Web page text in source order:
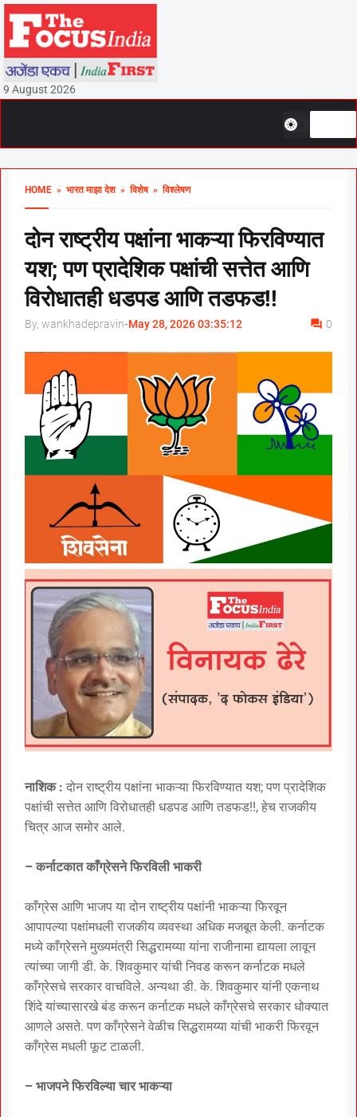
9 August 2026
HOME » भारत माझा देश» विशेष» विश्लेषण
दोन राष्ट्रीय पक्षांना भाकऱ्या फिरविण्यात
यश; पण प्रादेशिक पक्षांची सत्तेत आणि
विरोधातही धडपड आणि तडफड!!
By, wankhadepravin-May 28, 2026 03:35:12 0
नाशिक : दोन राष्ट्रीय पक्षांना भाकऱ्या फिरविण्यात यश; पण प्रादेशिक
पक्षांची सत्तेत आणि विरोधातही धडपड आणि तडफड!!, हेच राजकीय
चित्र आज समोर आले.
– कर्नाटकात काँग्रेसने फिरविली भाकरी
काँग्रेस आणि भाजप या दोन राष्ट्रीय पक्षांनी भाकऱ्या फिरवून
आपापल्या पक्षांमधली राजकीय व्यवस्था अधिक मजबूत केली. कर्नाटक
मध्ये काँग्रेसने मुख्यमंत्री सिद्धरामय्या यांना राजीनामा द्यायला लावून
त्यांच्या जागी डी. के. शिवकुमार यांची निवड करून कर्नाटक मधले
काँग्रेसचे सरकार वाचविले. अन्यथा डी. के. शिवकुमार यांनी एकनाथ
शिंदे यांच्यासारखे बंड करून कर्नाटक मधले काँग्रेसचे सरकार धोक्यात
आणले असते. पण काँग्रेसने वेळीच सिद्धरामय्या यांची भाकरी फिरवून
काँग्रेस मधली फूट टाळली.
– भाजपने फिरविल्या चार भाकऱ्या